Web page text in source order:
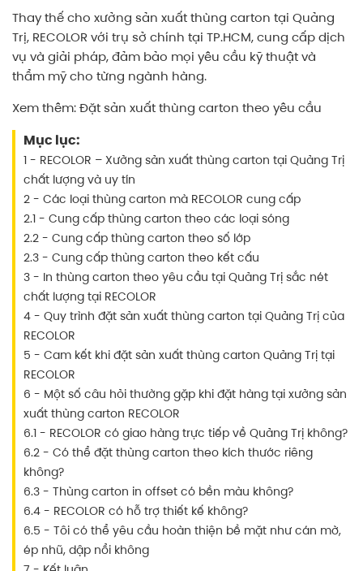
Thay thế cho xưởng sản xuất thùng carton tại Quảng
Trị, RECOLOR với trụ sở chính tại TP.HCM, cung cấp dịch
vụ và giải pháp, đảm bảo mọi yêu cầu kỹ thuật và
thẩm mỹ cho từng ngành hàng.
Xem thêm:Đặt sản xuất thùng carton theo yêu cầu
Mục lục:
1 - RECOLOR – Xưởng sản xuất thùng carton tại Quảng Trị
chất lượng và uy tín
2 - Các loại thùng carton mà RECOLOR cung cấp
2.1 - Cung cấp thùng carton theo các loại sóng
2.2 - Cung cấp thùng carton theo số lớp
2.3 - Cung cấp thùng carton theo kết cấu
3 - In thùng carton theo yêu cầu tại Quảng Trị sắc nét
chất lượng tại RECOLOR
4 - Quy trình đặt sản xuất thùng carton tại Quảng Trị của
RECOLOR
5 - Cam kết khi đặt sản xuất thùng carton Quảng Trị tại
RECOLOR
6 - Một số câu hỏi thường gặp khi đặt hàng tại xưởng sản
xuất thùng carton RECOLOR
6.1 - RECOLOR có giao hàng trực tiếp về Quảng Trị không?
6.2 - Có thể đặt thùng carton theo kích thước riêng
không?
6.3 - Thùng carton in offset có bền màu không?
6.4 - RECOLOR có hỗ trợ thiết kế không?
6.5 - Tôi có thể yêu cầu hoàn thiện bề mặt như cán mờ,
ép nhũ, dập nổi không